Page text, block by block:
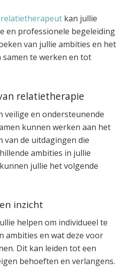
relatietherapeut kan jullie
en professionele begeleiding
van jullie ambities en het
te werken en tot
relatietherapie
veilige en ondersteunende
kunnen werken aan het
van de uitdagingen die
ambities in jullie
jullie het volgende
inzicht
helpen om individueel te
ambities en wat deze voor
Dit kan leiden tot een
behoeften en verlangens.